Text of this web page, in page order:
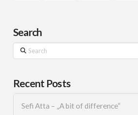
Search
Search
Recent Posts
Sefi Atta – „A bit of difference“